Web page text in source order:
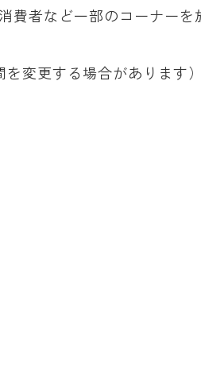
者など一部のコーナーを
変更する場合があります）